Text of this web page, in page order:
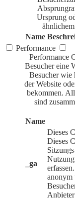
Ursprung
Name
Performance
Performance
Besucher eine
Besucher wie
der Website
bekommen.
sind
Name
_ga
Dieses
Dieses
anonym
Anbieter